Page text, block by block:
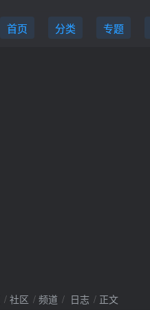
首页 分类 专题
社区 频道 日志 正文